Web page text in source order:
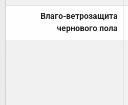
Влаго-ветрозащита
чернового пола